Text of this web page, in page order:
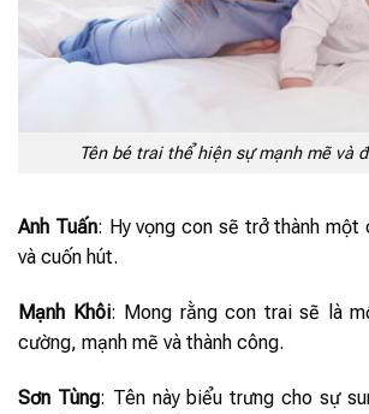
Tên bé trai thể hiện sự mạnh mẽ và
Anh Tuấn: Hy vọng con sẽ trở thành một
và cuốn hút.
Mạnh Khôi: Mong rằng con trai sẽ là
cường, mạnh mẽ và thành công.
Sơn Tùng: Tên này biểu trưng cho sự